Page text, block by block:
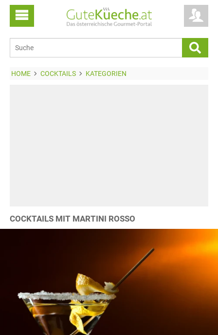
HOME COCKTAILS KATEGORIEN
COCKTAILS MIT MARTINI ROSSO